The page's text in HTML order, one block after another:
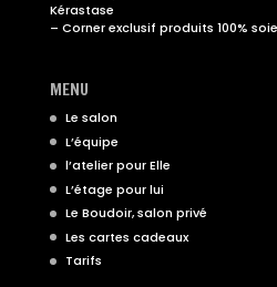
Kérastase
– Corner exclusif produits 100%
MENU
Le salon
L’équipe
l’atelier pour Elle
L’étage pour lui
Le Boudoir, salon privé
Les cartes cadeaux
Tarifs